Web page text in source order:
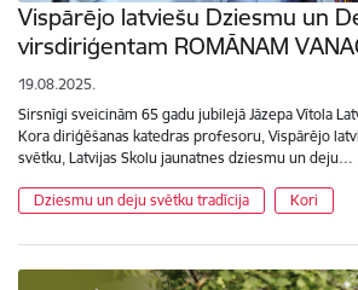
Vispārējo latviešu Dziesmu un
virsdiriģentam ROMĀNAM
19.08.2025.
Sirsnīgi sveicinām 65 gadu jubilejā Jāzepa Vītola
Kora diriģēšanas katedras profesoru, Vispārējo
svētku, Latvijas Skolu jaunatnes dziesmu un deju…
Dziesmu un deju svētku tradīcija Kori